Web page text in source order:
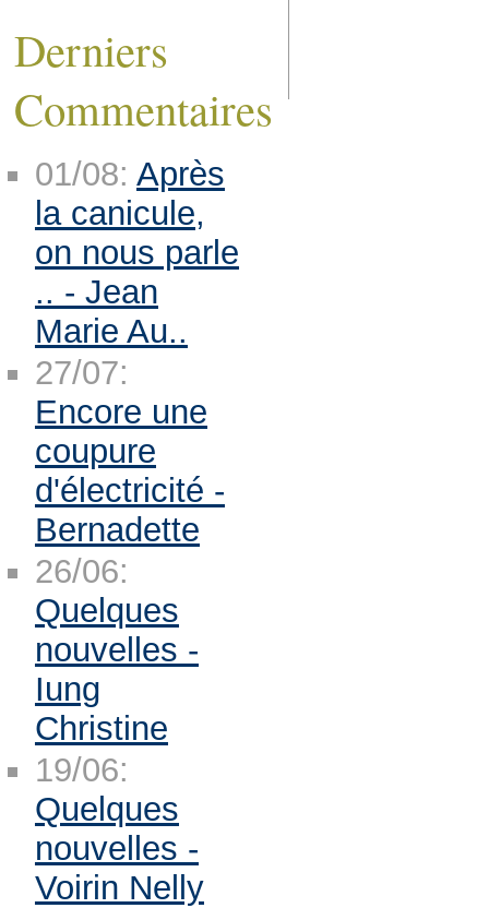
Derniers
Commentaires
01/08: Après
la canicule,
on nous parle
.. - Jean
Marie Au..
27/07:
Encore une
coupure
d'électricité -
Bernadette
26/06:
Quelques
nouvelles -
Iung
Christine
19/06:
Quelques
nouvelles -
Voirin Nelly